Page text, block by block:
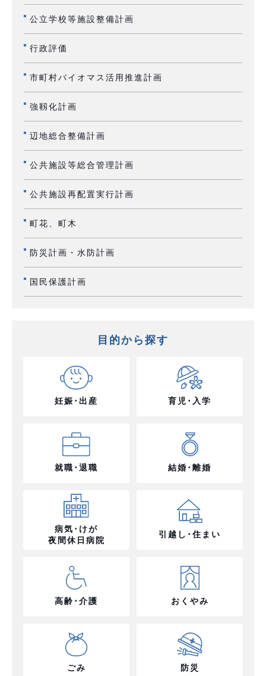
公立学校等施設整備計画
行政評価
市町村バイオマス活用推進計画
強靱化計画
辺地総合整備計画
公共施設等総合管理計画
公共施設再配置実行計画
町花、町木
防災計画・水防計画
国民保護計画
目的から探す
妊娠･出産 育児･入学
就職･退職 結婚･離婚
病気･けが
夜間休日病院
引越し･住まい
高齢･介護 おくやみ
ごみ 防災